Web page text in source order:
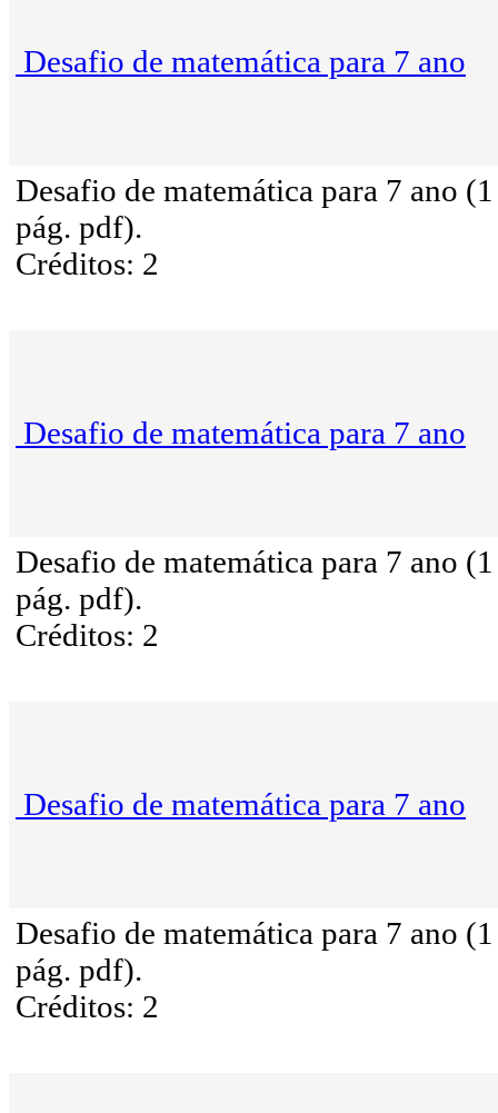
Desafio de matemática para 7 ano
Desafio de matemática para 7 ano (1
pág. pdf).
Créditos: 2
Desafio de matemática para 7 ano
Desafio de matemática para 7 ano (1
pág. pdf).
Créditos: 2
Desafio de matemática para 7 ano
Desafio de matemática para 7 ano (1
pág. pdf).
Créditos: 2